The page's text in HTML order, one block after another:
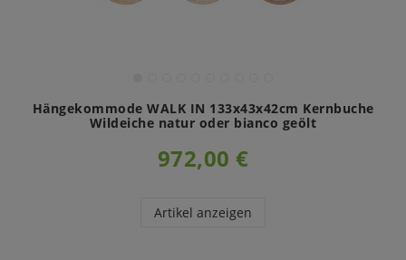
Hängekommode WALK IN 133x43x42cm Kernbuche
Wildeiche natur oder bianco geölt
972,00 €
Artikel anzeigen